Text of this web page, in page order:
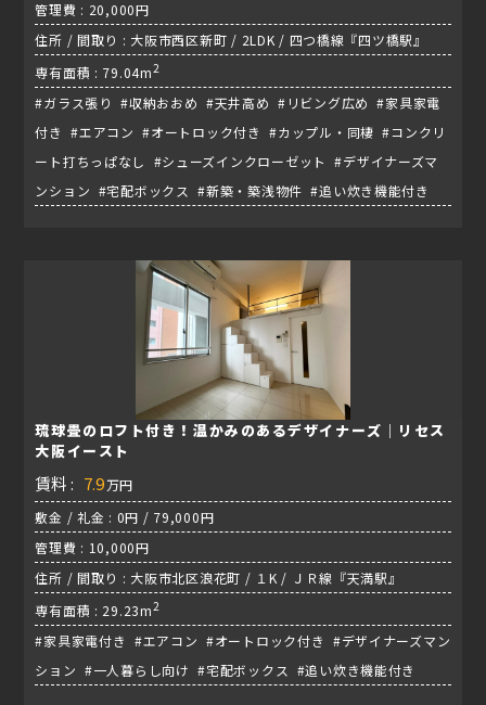
管理費 : 20,000円
住所 / 間取り : 大阪市西区新町 / 2LDK / 四つ橋線『四ツ橋駅』
専有面積 : 79.04m2
#ガラス張り #収納おおめ #天井高め #リビング広め #家具家電
付き #エアコン #オートロック付き #カップル・同棲 #コンクリ
ート打ちっぱなし #シューズインクローゼット #デザイナーズマ
ンション #宅配ボックス #新築・築浅物件 #追い炊き機能付き
琉球畳のロフト付き！温かみのあるデザイナーズ｜リセス
大阪イースト
賃料 : 7.9万円
敷金 / 礼金 : 0円 / 79,000円
管理費 : 10,000円
住所 / 間取り : 大阪市北区浪花町 / １K / ＪＲ線『天満駅』
専有面積 : 29.23m2
#家具家電付き #エアコン #オートロック付き #デザイナーズマン
ション #一人暮らし向け #宅配ボックス #追い炊き機能付き